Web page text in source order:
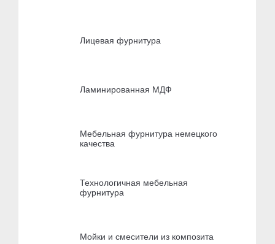
Лицевая фурнитура
Ламинированная МДФ
Мебельная фурнитура немецкого
качества
Технологичная мебельная
фурнитура
Мойки и смесители из композита